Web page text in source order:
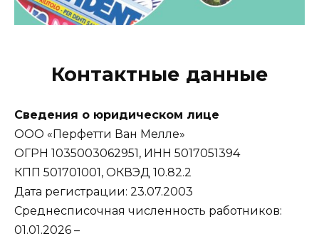
Контактные данные
Сведения о юридическом лице
ООО «Перфетти Ван Мелле»
ОГРН 1035003062951, ИНН 5017051394
КПП 501701001, ОКВЭД 10.82.2
Дата регистрации: 23.07.2003
Среднесписочная численность работников:
01.01.2026 –